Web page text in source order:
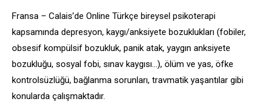
Fransa – Calais’de Online Türkçe bireysel psikoterapi
kapsamında depresyon, kaygı/anksiyete bozuklukları (fobiler,
obsesif kompülsif bozukluk, panik atak, yaygın anksiyete
bozukluğu, sosyal fobi, sınav kaygısı…), ölüm ve yas, öfke
kontrolsüzlüğü, bağlanma sorunları, travmatik yaşantılar gibi
konularda çalışmaktadır.